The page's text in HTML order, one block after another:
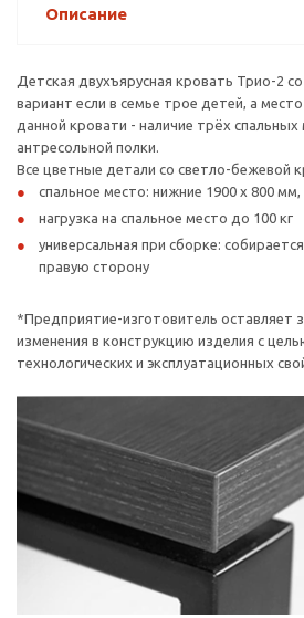
Описание
Детская двухъярусная кровать Трио-2
вариант если в семье трое детей, а
данной кровати - наличие трёх
антресольной полки.
Все цветные детали со светло-бежевой
спальное место: нижние 1900 х 800
нагрузка на спальное место до 100 кг
универсальная при сборке:
правую сторону
*Предприятие-изготовитель оставляет
изменения в конструкцию изделия с
технологических и эксплуатационных